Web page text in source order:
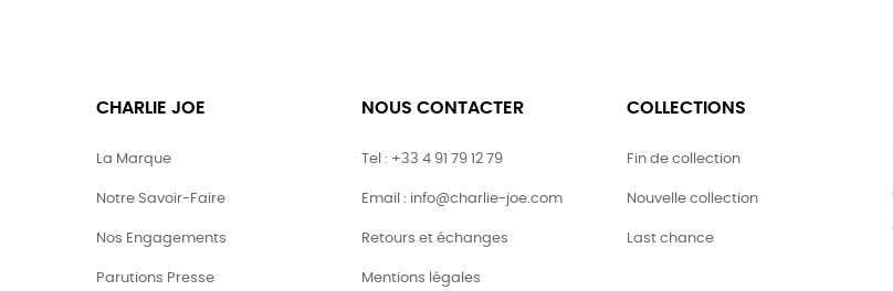
CHARLIE JOE
La Marque
Notre Savoir-Faire
Nos Engagements
Parutions Presse
NOUS CONTACTER
Tel : +33 4 91 79 12 79
Email : info@charlie-joe.com
Retours et échanges
Mentions légales
COLLECTIONS
Fin de collection
Nouvelle collection
Last chance